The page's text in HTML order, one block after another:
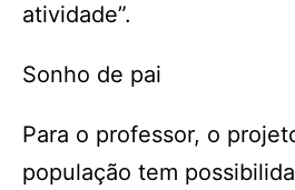
atividade”.
Sonho de pai
Para o professor, o
população tem